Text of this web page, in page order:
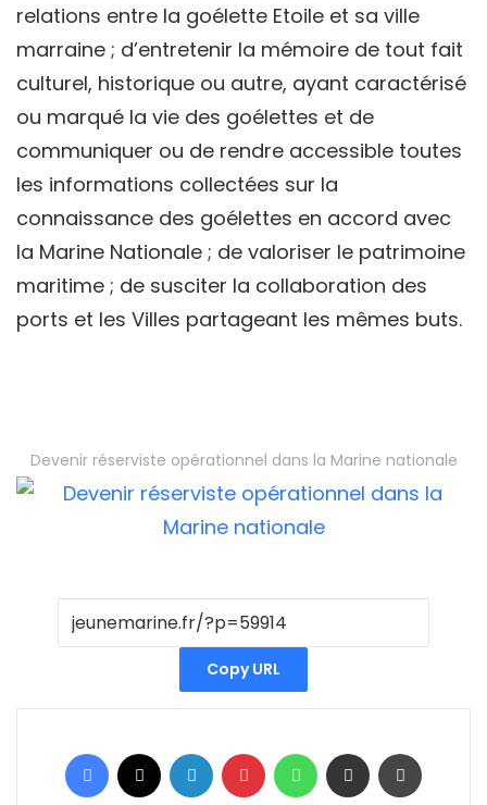
relations entre la goélette Etoile et sa ville
marraine ; d’entretenir la mémoire de tout fait
culturel, historique ou autre, ayant caractérisé
ou marqué la vie des goélettes et de
communiquer ou de rendre accessible toutes
les informations collectées sur la
connaissance des goélettes en accord avec
la Marine Nationale ; de valoriser le patrimoine
maritime ; de susciter la collaboration des
ports et les Villes partageant les mêmes buts.
Devenir réserviste opérationnel dans la Marine nationale
Copy URL
Facebook Linkedin Pinterest WhatsAppPartager par email